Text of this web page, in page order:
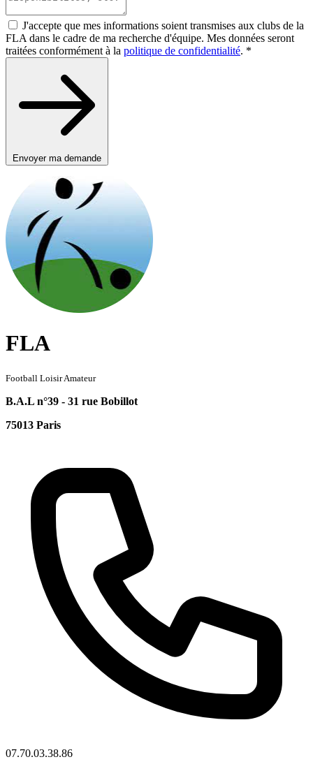
J'accepte que mes informations soient transmises aux clubs de la
FLA dans le cadre de ma recherche d'équipe. Mes données seront
traitées conformément à la politique de confidentialité. *
Envoyer ma demande
FLA
Football Loisir Amateur
B.A.L n°39 - 31 rue Bobillot
75013 Paris
07.70.03.38.86